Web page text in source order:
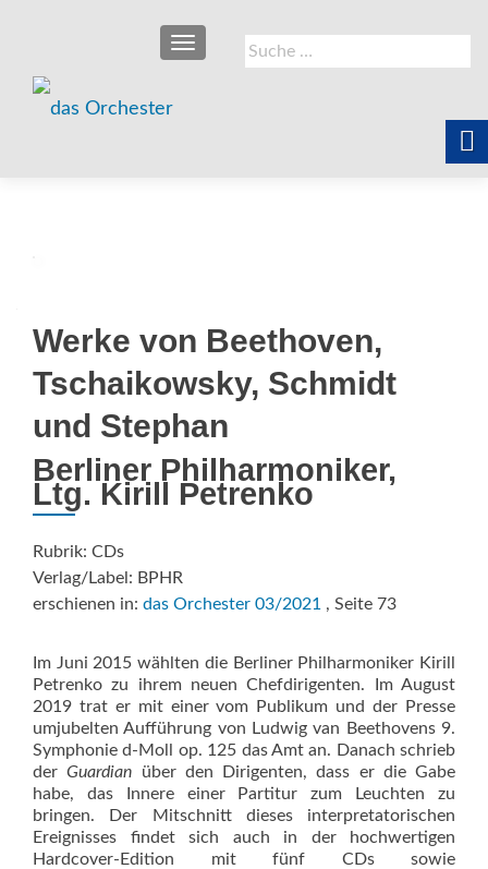
Suche
nach:
SCHALTE NAVIGATION
Werke von Beethoven,
Tschaikowsky, Schmidt
und Stephan
Berliner Philharmoniker,
Ltg. Kirill Petrenko
Rubrik: CDs
Verlag/Label: BPHR
erschienen in: das Orchester 03/2021 , Seite 73
Im Juni 2015 wählten die Berli­ner Philharmoniker Kirill
Petrenko zu ihrem neuen Chefdirigenten. Im August
2019 trat er mit einer vom Publikum und der Presse
umjubel­ten Aufführung von Ludwig van Beethovens 9.
Symphonie d-Moll op. 125 das Amt an. Danach schrieb
derGuardian über den Dirigenten, dass er die Gabe
habe, das Innere einer Partitur zum Leuchten zu
bringen. Der Mitschnitt dieses in­terpretatorischen
Ereignisses findet sich auch in der hochwertigen
Hardcover-Edition mit fünf CDs sowie